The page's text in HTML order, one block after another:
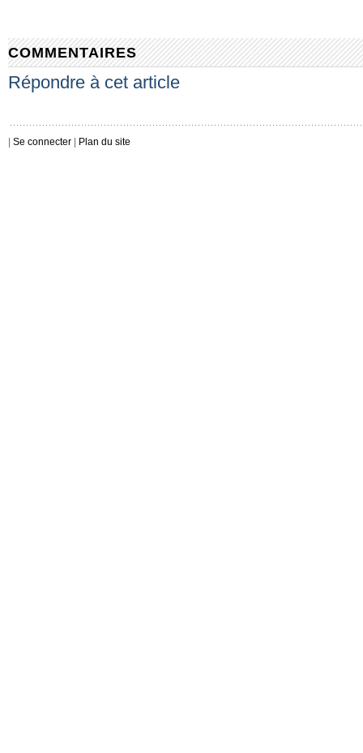
COMMENTAIRES
Répondre à cet article
| Se connecter | Plan du site